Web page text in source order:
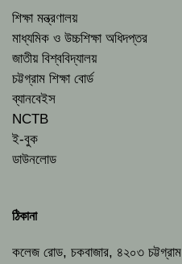
শিক্ষা মন্ত্রণালয়
মাধ্যমিক ও উচ্চশিক্ষা অধিদপ্তর
জাতীয় বিশ্ববিদ্যালয়
চট্টগ্রাম শিক্ষা বোর্ড
ব্যানবেইস
NCTB
ই-বুক
ডাউনলোড
ঠিকানা
কলেজ রোড, চকবাজার, ৪২০৩ চট্টগ্রাম